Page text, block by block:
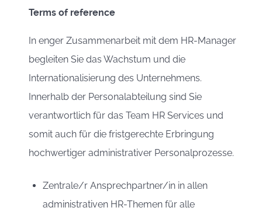
Terms of reference
In enger Zusammenarbeit mit dem HR-Manager
begleiten Sie das Wachstum und die
Internationalisierung des Unternehmens.
Innerhalb der Personalabteilung sind Sie
verantwortlich für das Team HR Services und
somit auch für die fristgerechte Erbringung
hochwertiger administrativer Personalprozesse.
Zentrale/r Ansprechpartner/in in allen
administrativen HR-Themen für alle